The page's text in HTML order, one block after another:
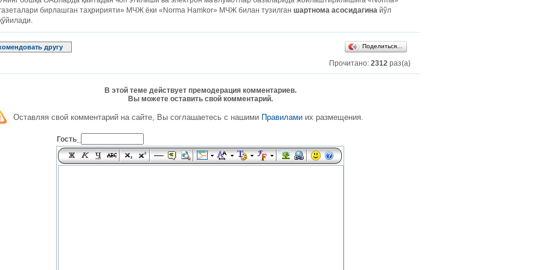
бирлашган таҳририяти» МЧЖ ёки «Norma Hamkor» МЧЖ билан тузилган шартнома асосидагина йўл
другу Поделиться…
Прочитано: 2312 раз(а)
В этой теме действует премодерация комментариев.
Вы можете оставить свой комментарий.
Оставляя свой комментарий на сайте, Вы соглашаетесь с нашими Правилами их размещения.
Гость_